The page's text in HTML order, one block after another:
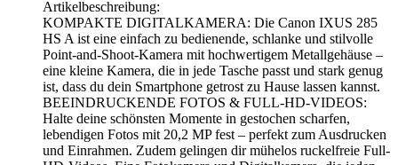
Artikelbeschreibung:
KOMPAKTE DIGITALKAMERA: Die Canon IXUS 285
HS A ist eine einfach zu bedienende, schlanke und stilvolle
Point-and-Shoot-Kamera mit hochwertigem Metallgehäuse –
eine kleine Kamera, die in jede Tasche passt und stark genug
ist, dass du dein Smartphone getrost zu Hause lassen kannst.
BEEINDRUCKENDE FOTOS & FULL-HD-VIDEOS:
Halte deine schönsten Momente in gestochen scharfen,
lebendigen Fotos mit 20,2 MP fest – perfekt zum Ausdrucken
und Einrahmen. Zudem gelingen dir mühelos ruckelfreie Full‐